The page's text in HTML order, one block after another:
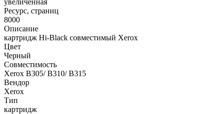
увеличенная
Ресурс, страниц
8000
Описание
картридж Hi-Black совместимый Xerox
Цвет
Черный
Совместимость
Xerox B305/ B310/ B315
Вендор
Xerox
Тип
картридж